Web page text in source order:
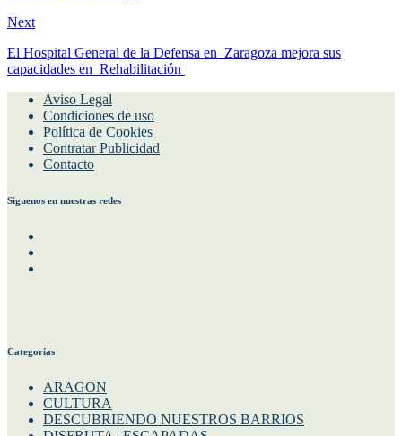
Next
El Hospital General de la Defensa en Zaragoza mejora sus
capacidades en Rehabilitación
Aviso Legal
Condiciones de uso
Política de Cookies
Contratar Publicidad
Contacto
Siguenos en nuestras redes
Categorías
ARAGON
CULTURA
DESCUBRIENDO NUESTROS BARRIOS